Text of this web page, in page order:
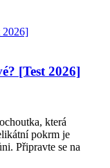
[Test 2026]
která
pokrm je
Připravte se na